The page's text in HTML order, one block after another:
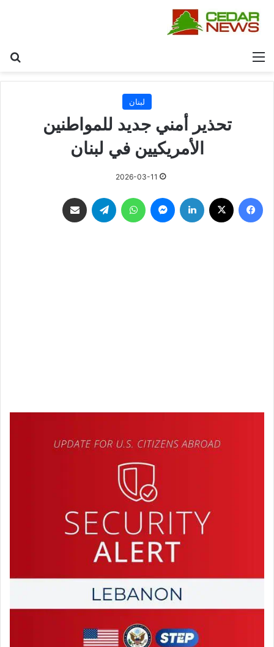
القائمة
لبنان
تحذير أمني جديد للمواطنين
الأمريكيين في لبنان
2026-03-11
فيسبوك لينكدإن ماسنجر واتساب تيلقرام